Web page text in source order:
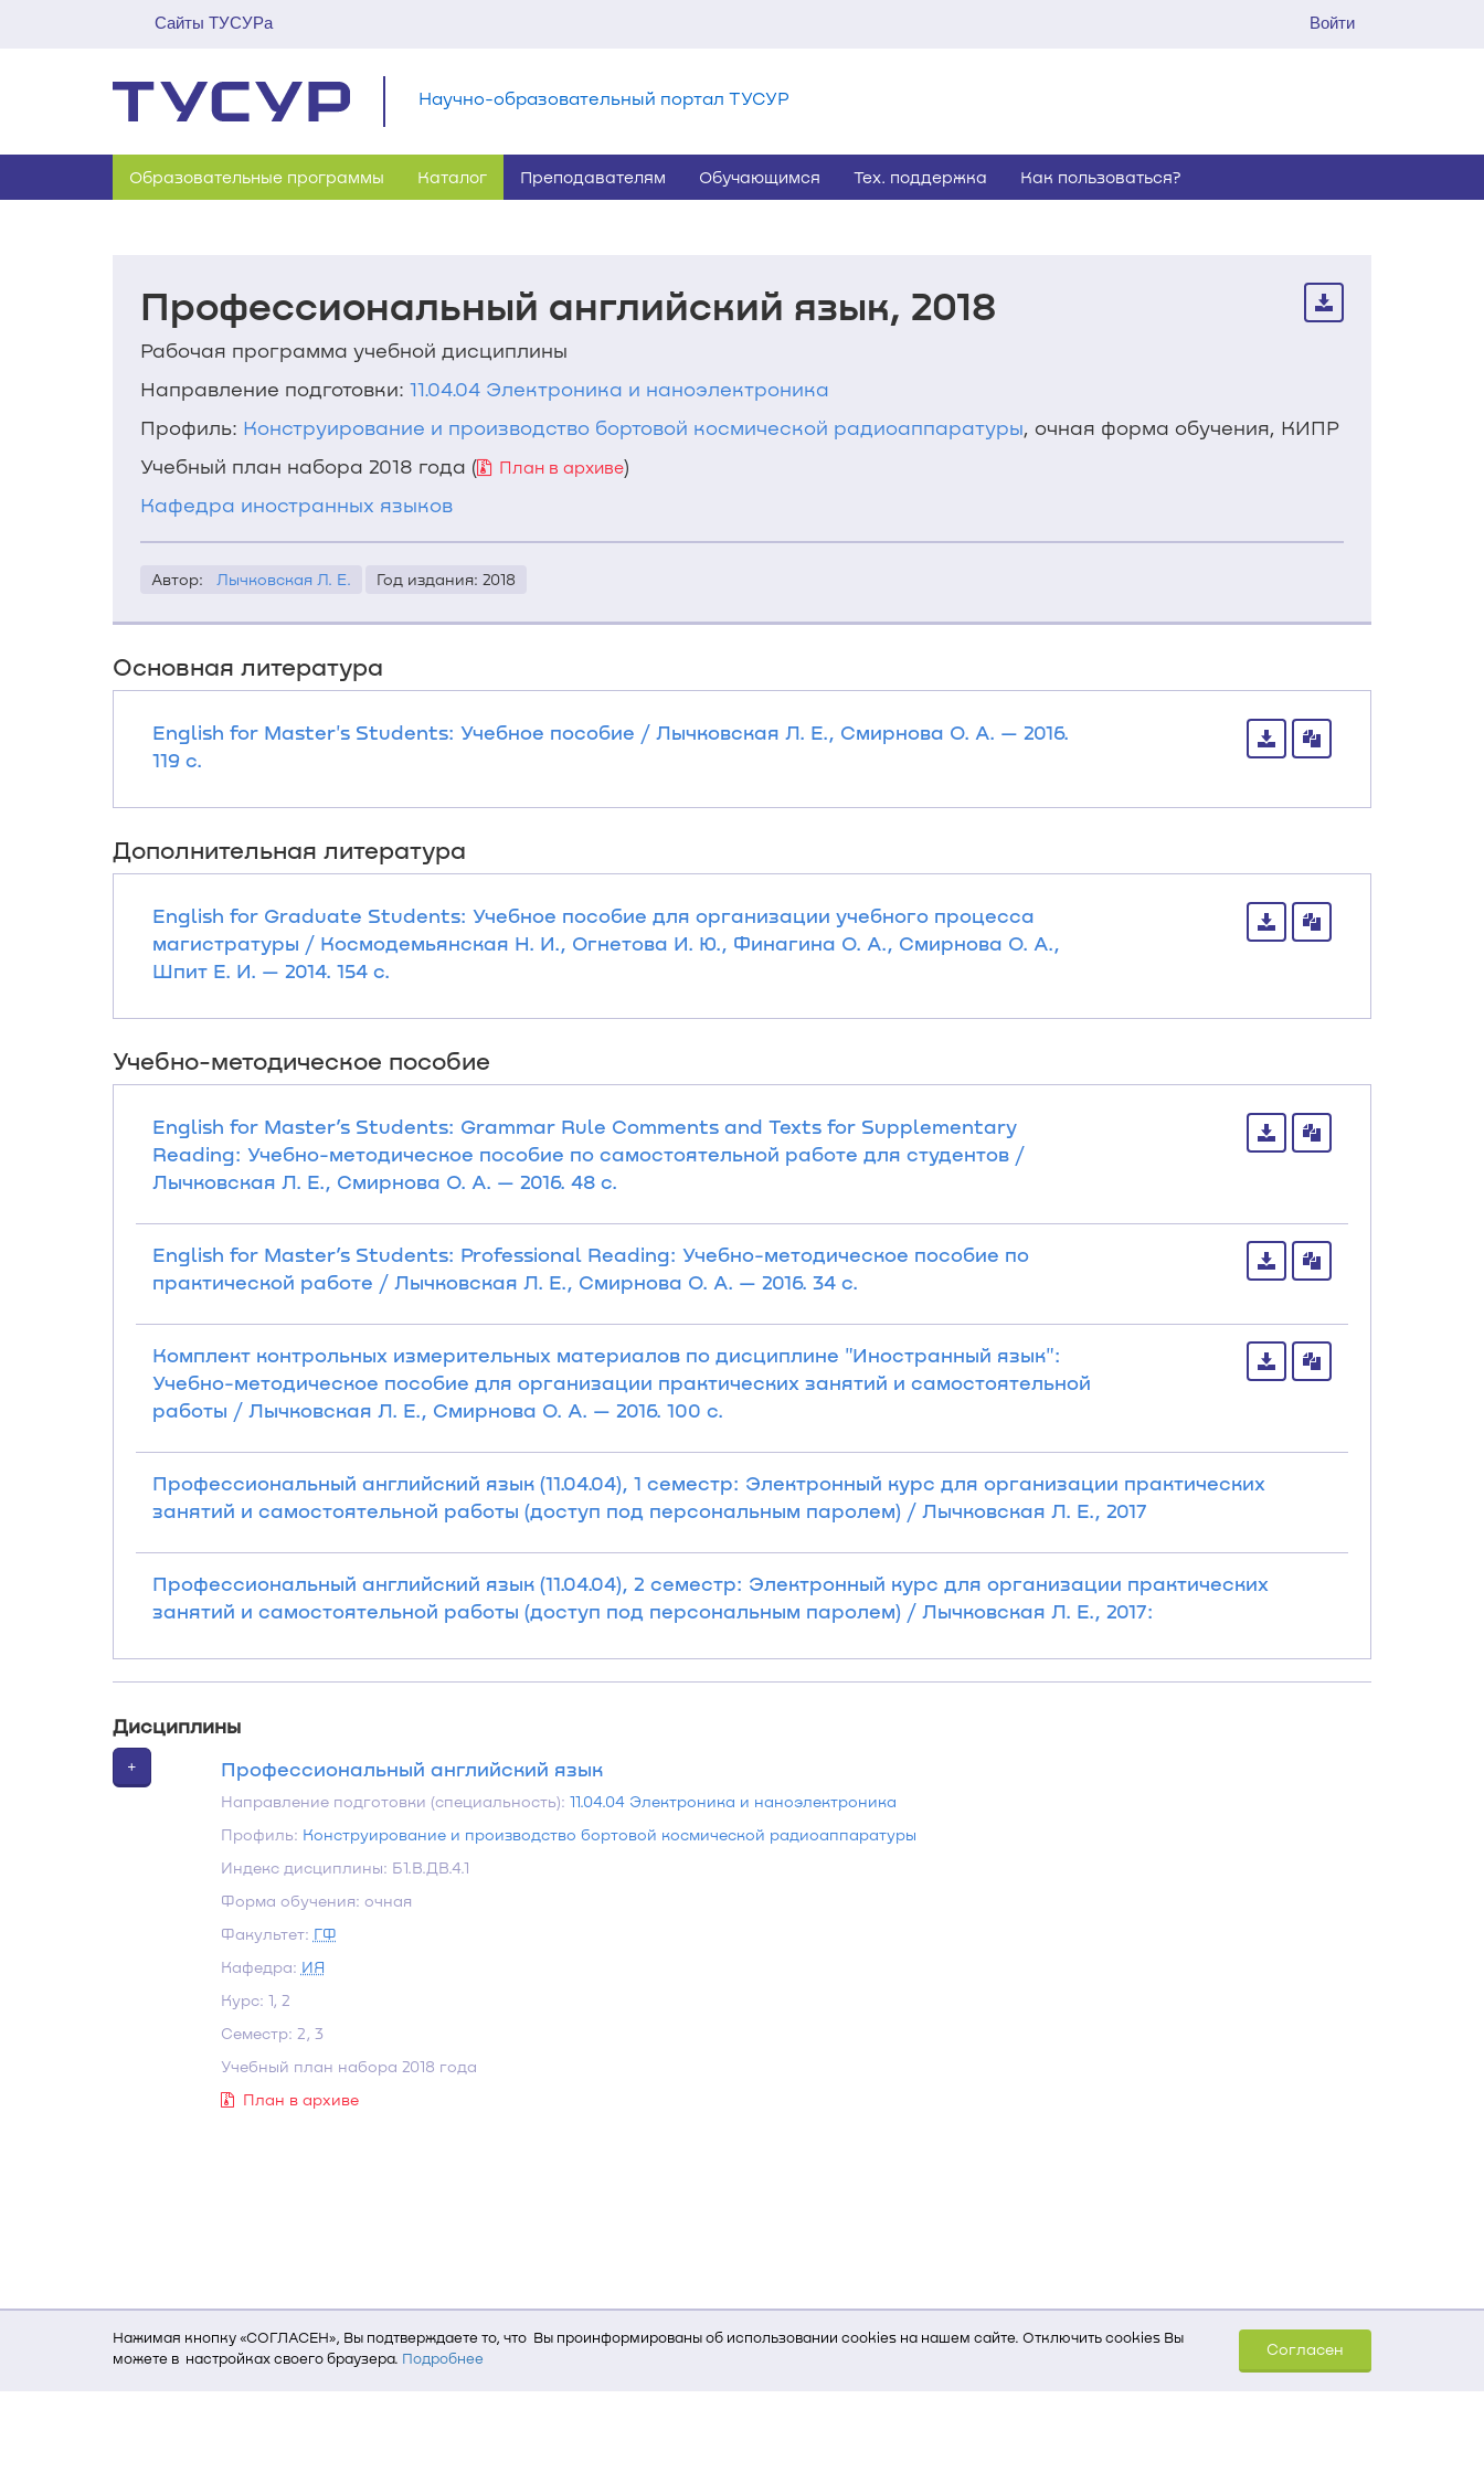
Сайты ТУСУРа Войти
Научно-образовательный портал ТУСУР
Образовательные программы Каталог Преподавателям Обучающимся Тех. поддержка Как пользоваться?
Нажимая кнопку «СОГЛАСЕН», Вы подтверждаете то, что Вы проинформированы об использовании cookies на нашем сайте. Отключить cookies Вы
можете в настройках своего браузера. Подробнее
Согласен
Профессиональный английский язык, 2018
Рабочая программа учебной дисциплины
Направление подготовки: 11.04.04 Электроника и наноэлектроника
Профиль: Конструирование и производство бортовой космической радиоаппаратуры, очная форма обучения, КИПР
Учебный план набора 2018 года (
План в архиве)
Кафедра иностранных языков
Автор: Лычковская Л. Е. Год издания: 2018
Основная литература
English for Master's Students: Учебное пособие / Лычковская Л. Е., Смирнова О. А. — 2016.
119 с.
Дополнительная литература
English for Graduate Students: Учебное пособие для организации учебного процесса
магистратуры / Космодемьянская Н. И., Огнетова И. Ю., Финагина О. А., Смирнова О. А.,
Шпит Е. И. — 2014. 154 с.
Учебно-методическое пособие
English for Master’s Students: Grammar Rule Comments and Texts for Supplementary
Reading: Учебно-методическое пособие по самостоятельной работе для студентов /
Лычковская Л. Е., Смирнова О. А. — 2016. 48 с.
English for Master’s Students: Professional Reading: Учебно-методическое пособие по
практической работе / Лычковская Л. Е., Смирнова О. А. — 2016. 34 с.
Комплект контрольных измерительных материалов по дисциплине "Иностранный язык":
Учебно-методическое пособие для организации практических занятий и самостоятельной
работы / Лычковская Л. Е., Смирнова О. А. — 2016. 100 с.
Профессиональный английский язык (11.04.04), 1 семестр: Электронный курс для организации практических
занятий и самостоятельной работы (доступ под персональным паролем) / Лычковская Л. Е., 2017
Профессиональный английский язык (11.04.04), 2 семестр: Электронный курс для организации практических
занятий и самостоятельной работы (доступ под персональным паролем) / Лычковская Л. Е., 2017:
Дисциплины
+ Профессиональный английский язык
Направление подготовки (специальность): 11.04.04 Электроника и наноэлектроника
Профиль: Конструирование и производство бортовой космической радиоаппаратуры
Индекс дисциплины: Б1.В.ДВ.4.1
Форма обучения: очная
Факультет: ГФ
Кафедра: ИЯ
Курс: 1, 2
Семестр: 2, 3
Учебный план набора 2018 года
План в архиве